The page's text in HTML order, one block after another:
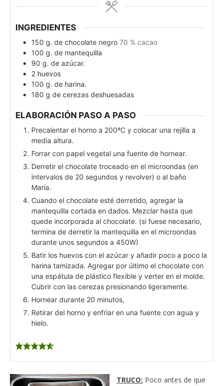
INGREDIENTES
150 g. de chocolate negro 70 % cacao
100 g. de mantequilla
90 g. de azúcar.
2 huevos
100 g. de harina.
180 g de cerezas deshuesadas
ELABORACIÓN PASO A PASO
Precalentar el horno a 200ºC y colocar una rejilla a
media altura.
Forrar con papel vegetal una fuente de hornear.
Derretir el chocolate troceado en el microondas (en
intervalos de 20 segundos y revolver) o al baño
María.
Cuando el chocolate esté derretido, agregar la
mantequilla cortada en dados. Mezclar hasta que
quede incorporada al chocolate. (si fuese necesario,
termina de derretir la mantequilla en el microondas
durante unos segundos a 450W)
Batir los huevos con el azúcar y añadir poco a poco la
harina tamizada. Agregar por último el chocolate con
una espátula de plástico flexible y verter en el molde.
Cubrir con las cerezas presionando ligeramente.
Hornear durante 20 minutos,
Retirar del horno y enfriar en una fuente con agua y
hielo.
TRUCO: Poco antes de que